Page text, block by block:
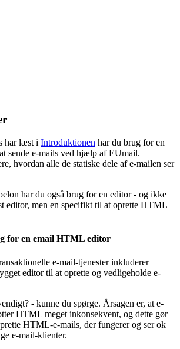
har læst i Introduktionen har du brug for en
sende e-mails ved hjælp af EUmail.
hvordan alle de statiske dele af e-mailen ser
har du også brug for en editor - og ikke
editor, men en specifikt til at oprette HTML
for en email HTML editor
e-mail-tjenester inkluderer
editor til at oprette og vedligeholde e-
- kunne du spørge. Årsagen er, at e-
HTML meget inkonsekvent, og dette gør
HTML-e-mails, der fungerer og ser ok
e-mail-klienter.